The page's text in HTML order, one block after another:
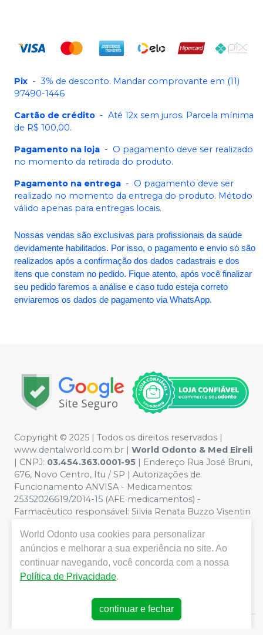
Pix - 3% de desconto. Mandar comprovante em (11)
97490-1446
Cartão de crédito - Até 12x sem juros. Parcela mínima
de R$ 100,00.
Pagamento na loja - O pagamento deve ser realizado
no momento da retirada do produto.
Pagamento na entrega - O pagamento deve ser
realizado no momento da entrega do produto. Método
válido apenas para entregas locais.
Nossas vendas são exclusivas para profissionais da saúde
devidamente habilitados. Por isso, o pagamento e envio só são
realizados após a confirmação dos dados cadastrais e dos
itens que constam no pedido. Fique atento, após você finalizar
seu pedido faremos a análise e caso tudo esteja correto
enviaremos os dados de pagamento via WhatsApp.
Copyright © 2025 | Todos os direitos reservados |
www.dentalworld.com.br | World Odonto & Med Eireli
| CNPJ: 03.454.363.0001-95 | Endereço Rua José Bruni,
676, Novo Centro, Itu / SP | Autorizações de
Funcionamento ANVISA - Medicamentos:
25352026619/2014-15 (AFE medicamentos) -
Farmacêutico responsável: Silvia Renata Buzzo Visentin
Segurança - Fotos meramente ilustrativas - Os preços e
condições da loja virtual estão sujeitos a alterações. Em
caso de divergência de preços no site, o valor válido é o
do Carrinho de Compra. Não vendemos por atacado,
compras de grandes volumes pelo site.
World Odonto usa cookies para personalizar
anúncios e melhorar a sua experiência no site. Ao
continuar navegando, você concorda com a nossa
Política de Privacidade.
continuar e fechar